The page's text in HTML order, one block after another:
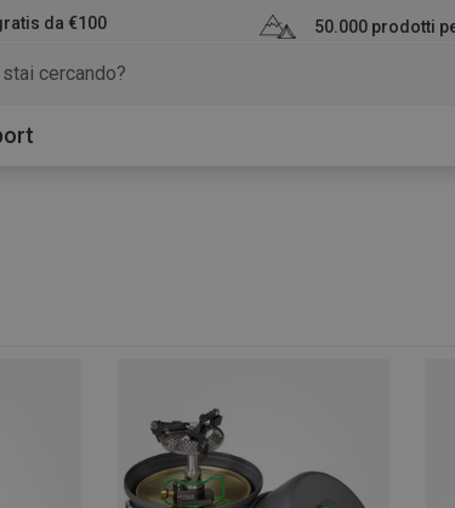
da €100 50.000 prodotti